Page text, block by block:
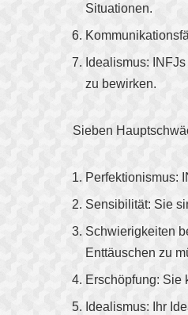
Situationen.
Idealismus:
zu bewirken.
Sieben
Perfektionismus:
Sensibilität: Sie
Schwierigkeiten
Enttäuschen zu
Erschöpfung: Sie
Idealismus: Ihr